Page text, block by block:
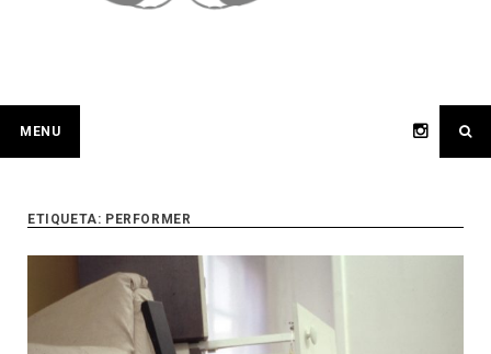
MENU
ETIQUETA: PERFORMER